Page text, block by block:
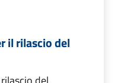
il rilascio del